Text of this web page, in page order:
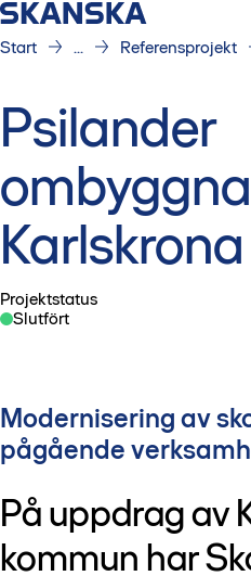
Start ... Referensprojekt
Psilander
Karlskrona
Projektstatus
Slutfört
Modernisering av
pågående
På uppdrag av
kommun har